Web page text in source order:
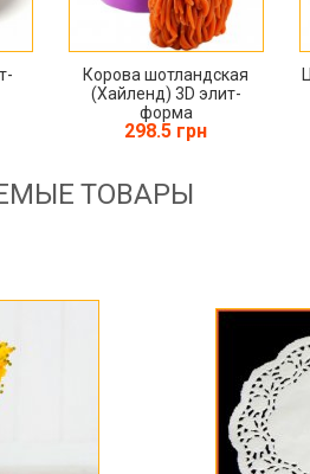
Корова шотландская
(Хайленд) 3D элит-
форма
298.5 грн
ТОВАРЫ